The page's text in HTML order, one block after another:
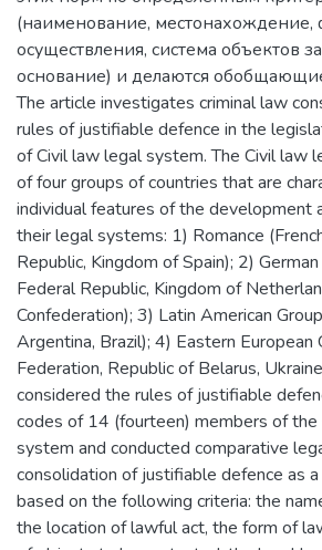
(наименование, местонахождение,
осуществления, система объектов
основание) и делаются
The article investigates criminal law
rules of justifiable defence in the
of Civil law legal system. The Civil law
of four groups of countries that are
individual features of the development
their legal systems: 1) Romance
Republic, Kingdom of Spain); 2)
Federal Republic, Kingdom of
Confederation); 3) Latin American
Argentina, Brazil); 4) Eastern European
Federation, Republic of Belarus,
considered the rules of justifiable
codes of 14 (fourteen) members of
system and conducted comparative
consolidation of justifiable defence as
based on the following criteria: the
the location of lawful act, the form of